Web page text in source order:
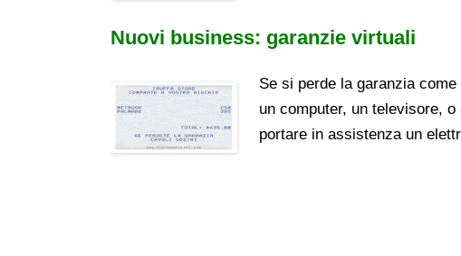
Nuovi business: garanzie virtuali
Se si perde la garanzia
un computer, un televisore,
portare in assistenza un